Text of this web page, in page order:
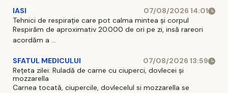
IASI
07/08/2026 14:01
Tehnici de respirație care pot calma mintea și corpul
Respirăm de aproximativ 20.000 de ori pe zi, insă rareori
acordăm a ...
SFATUL MEDICULUI
07/08/2026 13:59
Rețeta zilei: Ruladă de carne cu ciuperci, dovlecei și
mozzarella
Carnea tocată, ciupercile, dovlecelul si mozzarella se